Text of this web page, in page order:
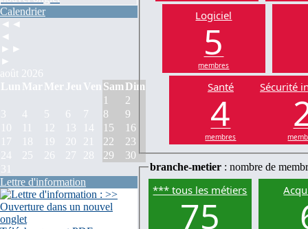
Calendrier
◄◄
◄
►►
►
août 2026
Lun Mar Mer Jeu Ven Sam Dim
1
2
3
4 5 6 7 8
9
10
11 12 13 14 15
16
17
18 19 20 21 22
23
24
25 26 27 28 29
30
31
Lettre d'information
Logiciel
5
membres
Santé
4
membres
Sécurité
branche-metier : nombre de
*** tous les métiers
75